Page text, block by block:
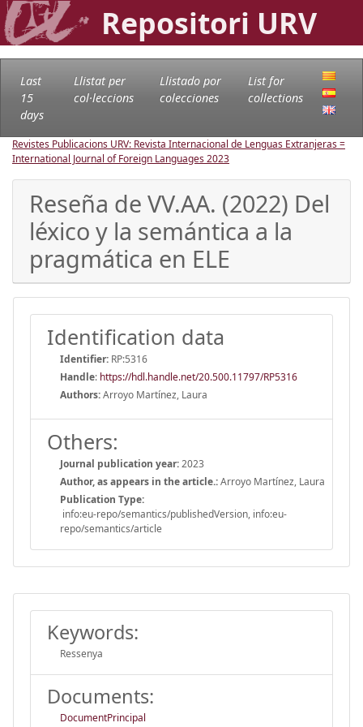
Repositori URV
Last
15
days
Llistat per
col·leccions
Llistado por
colecciones
List for
collections
Revistes Publicacions URV: Revista Internacional de Lenguas Extranjeras =
International Journal of Foreign Languages2023
Reseña de VV.AA. (2022) Del
léxico y la semántica a la
pragmática en ELE
Identification data
Identifier: RP:5316
Handle: https://hdl.handle.net/20.500.11797/RP5316
Authors:Arroyo Martínez, Laura
Others:
Journal publication year:2023
Author, as appears in the article.:Arroyo Martínez, Laura
Publication Type:
info:eu-repo/semantics/publishedVersion, info:eu-
repo/semantics/article
Keywords:
Ressenya
Documents:
DocumentPrincipal